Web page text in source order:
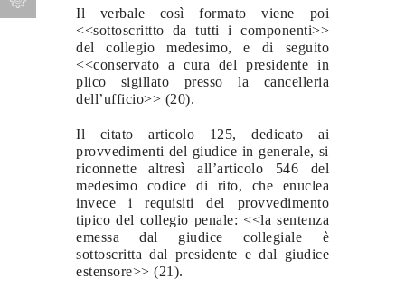
Il verbale così formato viene poi
<<sottoscrittto da tutti i componenti>>
del collegio medesimo, e di seguito
<<conservato a cura del presidente in
plico sigillato presso la cancelleria
dell’ufficio>> (20).
Il citato articolo 125, dedicato ai
provvedimenti del giudice in generale, si
riconnette altresì all’articolo 546 del
medesimo codice di rito, che enuclea
invece i requisiti del provvedimento
tipico del collegio penale: <<la sentenza
emessa dal giudice collegiale è
sottoscritta dal presidente e dal giudice
estensore>> (21).